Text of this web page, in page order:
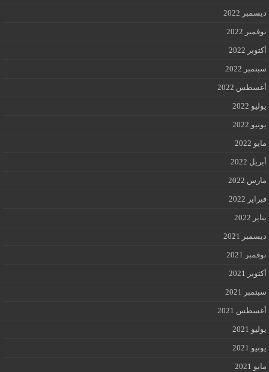
ديسمبر 2022
نوفمبر 2022
أكتوبر 2022
سبتمبر 2022
أغسطس 2022
يوليو 2022
يونيو 2022
مايو 2022
أبريل 2022
مارس 2022
فبراير 2022
يناير 2022
ديسمبر 2021
نوفمبر 2021
أكتوبر 2021
سبتمبر 2021
أغسطس 2021
يوليو 2021
يونيو 2021
مايو 2021